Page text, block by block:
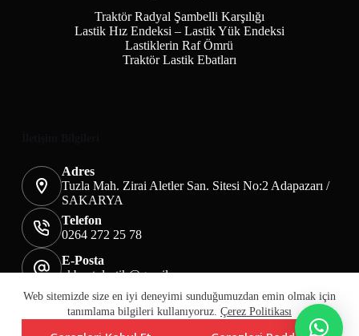
Web sitemizde size en iyi deneyimi sunduğumuzdan emin olmak için
tanımlama bilgileri kullanıyoruz. Çerez Politikası
Traktör Radyal Şambelli Karşılığı
Lastik Hız Endeksi – Lastik Yük Endeksi
Lastiklerin Raf Ömrü
Traktör Lastik Ebatları
Adres
Tuzla Mah. Zirai Aletler San. Sitesi No:2 Adapazarı /
SAKARYA
Telefon
0264 272 25 78
E-Posta
akbaotolastik@gmail.com
Mesafeli Satış Sözleşmesi
Teslimat&İade
Üyelik KVKK Sayfası
Çerez Politikası